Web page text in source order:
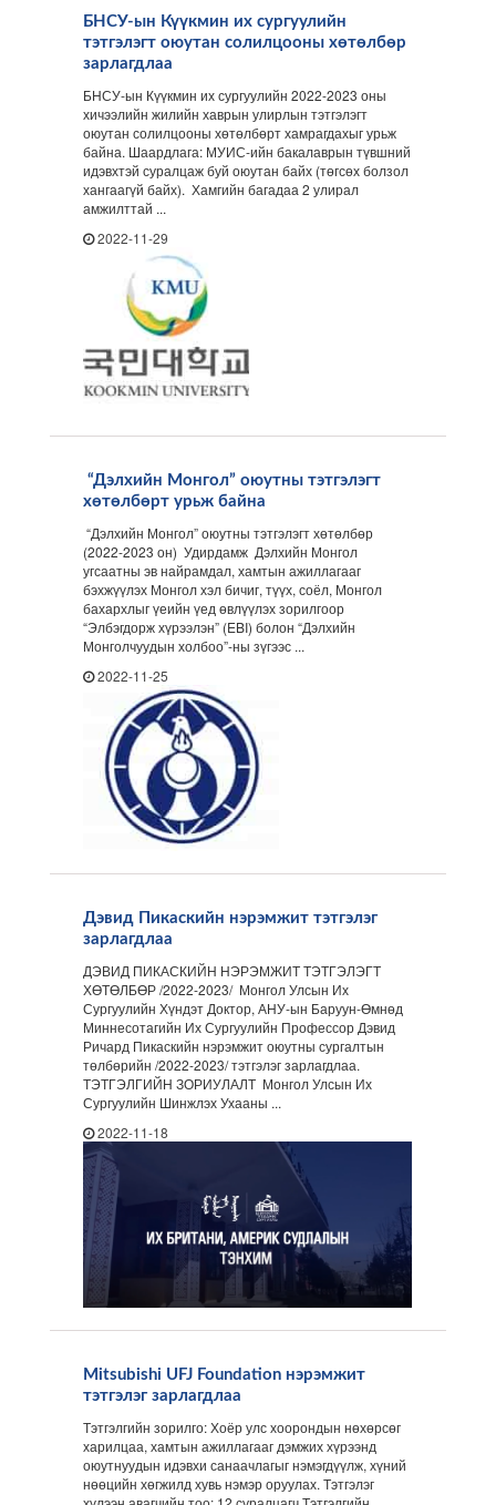
БНСУ-ын Күүкмин их сургуулийн
тэтгэлэгт оюутан солилцооны хөтөлбөр
зарлагдлаа
БНСУ-ын Күүкмин их сургуулийн 2022-2023 оны
хичээлийн жилийн хаврын улирлын тэтгэлэгт
оюутан солилцооны хөтөлбөрт хамрагдахыг урьж
байна. Шаардлага: МУИС-ийн бакалаврын түвшний
идэвхтэй суралцаж буй оюутан байх (төгсөх болзол
хангаагүй байх). Хамгийн багадаа 2 улирал
амжилттай ...
2022-11-29
“Дэлхийн Монгол” оюутны тэтгэлэгт
хөтөлбөрт урьж байна
“Дэлхийн Монгол” оюутны тэтгэлэгт хөтөлбөр
(2022-2023 он) Удирдамж Дэлхийн Монгол
угсаатны эв найрамдал, хамтын ажиллагааг
бэхжүүлэх Монгол хэл бичиг, түүх, соёл, Монгол
бахархлыг үеийн үед өвлүүлэх зорилгоор
“Элбэгдорж хүрээлэн” (EBI) болон “Дэлхийн
Монголчуудын холбоо”-ны зүгээс ...
2022-11-25
Дэвид Пикаскийн нэрэмжит тэтгэлэг
зарлагдлаа
ДЭВИД ПИКАСКИЙН НЭРЭМЖИТ ТЭТГЭЛЭГТ
ХӨТӨЛБӨР /2022-2023/ Монгол Улсын Их
Сургуулийн Хүндэт Доктор, АНУ-ын Баруун-Өмнөд
Миннесотагийн Их Сургуулийн Профессор Дэвид
Ричард Пикаскийн нэрэмжит оюутны сургалтын
төлбөрийн /2022-2023/ тэтгэлэг зарлагдлаа.
ТЭТГЭЛГИЙН ЗОРИУЛАЛТ Монгол Улсын Их
Сургуулийн Шинжлэх Ухааны ...
2022-11-18
Mitsubishi UFJ Foundation нэрэмжит
тэтгэлэг зарлагдлаа
Тэтгэлгийн зорилго: Хоёр улс хоорондын нөхөрсөг
харилцаа, хамтын ажиллагааг дэмжих хүрээнд
оюутнуудын идэвхи санаачлагыг нэмэгдүүлж, хүний
нөөцийн хөгжилд хувь нэмэр оруулах. Тэтгэлэг